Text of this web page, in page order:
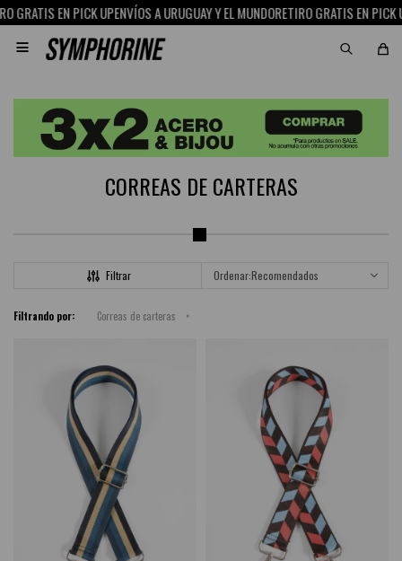
EN PICK UPENVÍOS A URUGUAY Y EL MUNDORETIRO GRATIS EN PICK UP

CORREAS DE CARTERAS
Recomendados
Filtrando por: Correas de carteras